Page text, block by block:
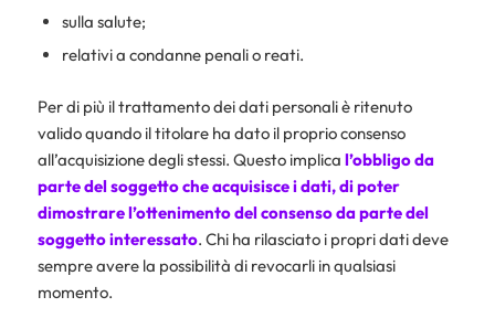
sulla salute;
relativi a condanne penali o reati.
Per di più il trattamento dei dati personali è ritenuto
valido quando il titolare ha dato il proprio consenso
all’acquisizione degli stessi. Questo implica l’obbligo da
parte del soggetto che acquisisce i dati, di poter
dimostrare l’ottenimento del consenso da parte del
soggetto interessato. Chi ha rilasciato i propri dati deve
sempre avere la possibilità di revocarli in qualsiasi
momento.